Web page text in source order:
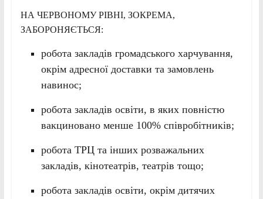
НА ЧЕРВОНОМУ РІВНІ, ЗОКРЕМА,
ЗАБОРОНЯЄТЬСЯ:
робота закладів громадського харчування,
окрім адресної доставки та замовлень
навинос;
робота закладів освіти, в яких повністю
вакциновано менше 100% співробітників;
робота ТРЦ та інших розважальних
закладів, кінотеатрів, театрів тощо;
робота закладів освіти, окрім дитячих